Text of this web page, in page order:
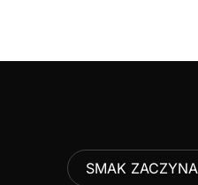
SMAK